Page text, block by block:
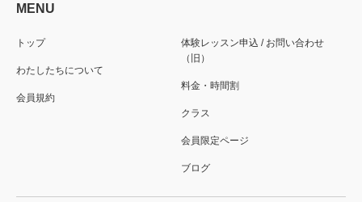
MENU
トップ
わたしたちについて
会員規約
体験レッスン申込 / お問い合わせ
（旧）
料金・時間割
クラス
会員限定ページ
ブログ